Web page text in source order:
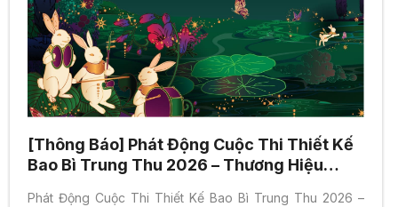
[Thông Báo] Phát Động Cuộc Thi Thiết Kế
Bao Bì Trung Thu 2026 – Thương Hiệu
Phát Động Cuộc Thi Thiết Kế Bao Bì Trung Thu 2026 –